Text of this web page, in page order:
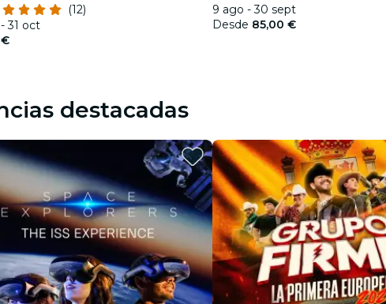
(12)
31 oct
€
Barcelona
9 ago - 30 sept
Desde 85,00 €
destacadas